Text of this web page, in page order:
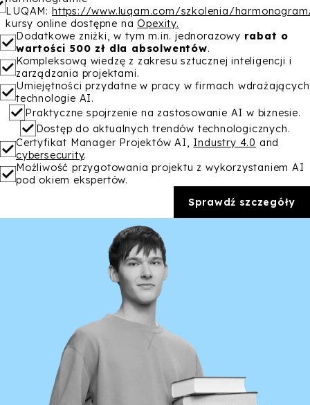
LUQAM: https://www.luqam.com/szkolenia/
kursy online dostępne naOpexity.
Dodatkowe zniżki, w tym m.in. jednorazowy rabat o
wartości 500 zł dla absolwentów.
Kompleksową wiedzę z zakresu sztucznej inteligencji i
zarządzania projektami.
Umiejętności przydatne w pracy w firmach wdrażających
technologie AI.
Praktyczne spojrzenie na zastosowanie AI w biznesie.
Dostęp do aktualnych trendów technologicznych.
Certyfikat Manager Projektów AI, Industry 4.0 and
cybersecurity.
Możliwość przygotowania projektu z wykorzystaniem AI
pod okiem ekspertów.
Sprawdź szczegóły